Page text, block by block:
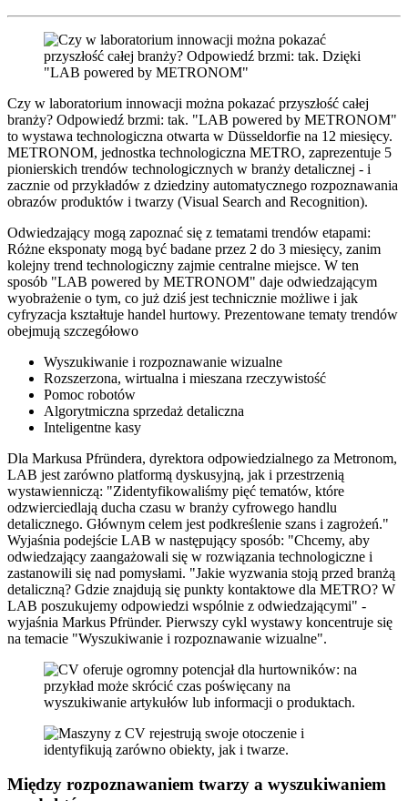
Czy w laboratorium innowacji można pokazać przyszłość całej
branży? Odpowiedź brzmi: tak. "LAB powered by METRONOM"
to wystawa technologiczna otwarta w Düsseldorfie na 12 miesięcy.
METRONOM, jednostka technologiczna METRO, zaprezentuje 5
pionierskich trendów technologicznych w branży detalicznej - i
zacznie od przykładów z dziedziny automatycznego rozpoznawania
obrazów produktów i twarzy (Visual Search and Recognition).
Odwiedzający mogą zapoznać się z tematami trendów etapami:
Różne eksponaty mogą być badane przez 2 do 3 miesięcy, zanim
kolejny trend technologiczny zajmie centralne miejsce. W ten
sposób "LAB powered by METRONOM" daje odwiedzającym
wyobrażenie o tym, co już dziś jest technicznie możliwe i jak
cyfryzacja kształtuje handel hurtowy. Prezentowane tematy trendów
obejmują szczegółowo
Wyszukiwanie i rozpoznawanie wizualne
Rozszerzona, wirtualna i mieszana rzeczywistość
Pomoc robotów
Algorytmiczna sprzedaż detaliczna
Inteligentne kasy
Dla Markusa Pfründera, dyrektora odpowiedzialnego za Metronom,
LAB jest zarówno platformą dyskusyjną, jak i przestrzenią
wystawienniczą: "Zidentyfikowaliśmy pięć tematów, które
odzwierciedlają ducha czasu w branży cyfrowego handlu
detalicznego. Głównym celem jest podkreślenie szans i zagrożeń."
Wyjaśnia podejście LAB w następujący sposób: "Chcemy, aby
odwiedzający zaangażowali się w rozwiązania technologiczne i
zastanowili się nad pomysłami. "Jakie wyzwania stoją przed branżą
detaliczną? Gdzie znajdują się punkty kontaktowe dla METRO? W
LAB poszukujemy odpowiedzi wspólnie z odwiedzającymi" -
wyjaśnia Markus Pfründer. Pierwszy cykl wystawy koncentruje się
na temacie "Wyszukiwanie i rozpoznawanie wizualne".
Między rozpoznawaniem twarzy a wyszukiwaniem